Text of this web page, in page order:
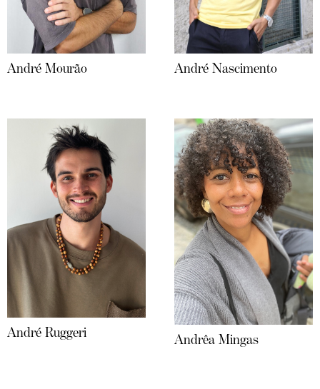
André Mourão André Nascimento
André Ruggeri Andrêa Mingas